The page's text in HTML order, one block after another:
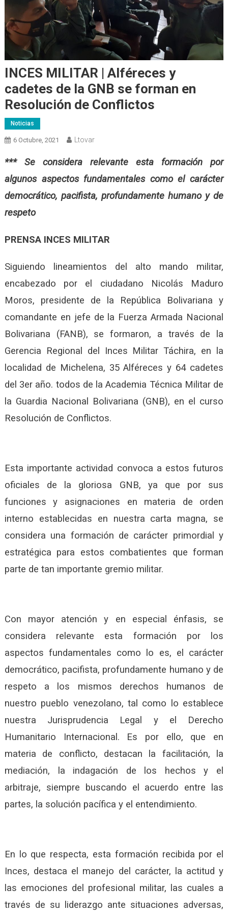
INCES MILITAR | Alféreces y
cadetes de la GNB se forman en
Resolución de Conflictos
Noticias
6 Octubre, 2021 Ltovar
*** Se considera relevante esta formación por
algunos aspectos fundamentales como el carácter
democrático, pacifista, profundamente humano y de
respeto
PRENSA INCES MILITAR
Siguiendo lineamientos del alto mando militar,
encabezado por el ciudadano Nicolás Maduro
Moros, presidente de la República Bolivariana y
comandante en jefe de la Fuerza Armada Nacional
Bolivariana (FANB), se formaron, a través de la
Gerencia Regional del Inces Militar Táchira, en la
localidad de Michelena, 35 Alféreces y 64 cadetes
del 3er año. todos de la Academia Técnica Militar de
la Guardia Nacional Bolivariana (GNB), en el curso
Resolución de Conflictos.
Esta importante actividad convoca a estos futuros
oficiales de la gloriosa GNB, ya que por sus
funciones y asignaciones en materia de orden
interno establecidas en nuestra carta magna, se
considera una formación de carácter primordial y
estratégica para estos combatientes que forman
parte de tan importante gremio militar.
Con mayor atención y en especial énfasis, se
considera relevante esta formación por los
aspectos fundamentales como lo es, el carácter
democrático, pacifista, profundamente humano y de
respeto a los mismos derechos humanos de
nuestro pueblo venezolano, tal como lo establece
nuestra Jurisprudencia Legal y el Derecho
Humanitario Internacional. Es por ello, que en
materia de conflicto, destacan la facilitación, la
mediación, la indagación de los hechos y el
arbitraje, siempre buscando el acuerdo entre las
partes, la solución pacífica y el entendimiento.
En lo que respecta, esta formación recibida por el
Inces, destaca el manejo del carácter, la actitud y
las emociones del profesional militar, las cuales a
través de su liderazgo ante situaciones adversas,